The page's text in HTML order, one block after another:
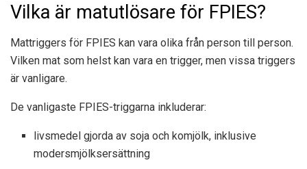
Vilka är matutlösare för FPIES?
Mattriggers för FPIES kan vara olika från person till person.
Vilken mat som helst kan vara en trigger, men vissa triggers
är vanligare.
De vanligaste FPIES-triggarna inkluderar:
livsmedel gjorda av soja och komjölk, inklusive
modersmjölksersättning